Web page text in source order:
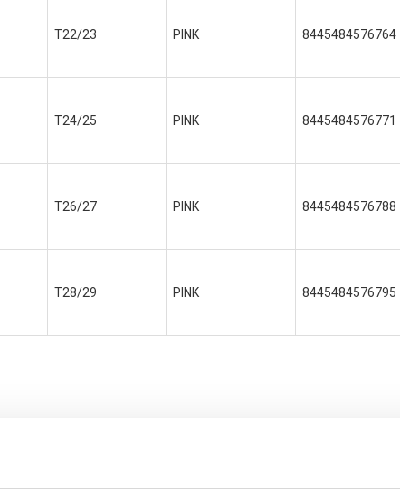
T22/23 PINK 8445484576764
T24/25 PINK 8445484576771
T26/27 PINK 8445484576788
T28/29 PINK 8445484576795